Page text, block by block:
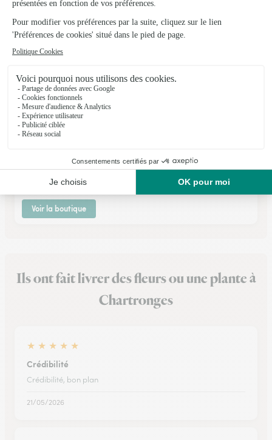
Missflor
Crecy la Chapelle
3, rue des Bouleurs
Voir la boutique
Ils ont fait livrer des fleurs ou une plante à
Chartronges
★ ★ ★ ★ ★
Crédibilité
Crédibilité, bon plan
21/05/2026